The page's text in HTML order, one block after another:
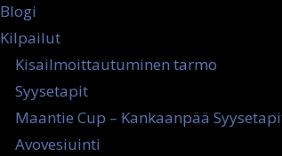
Blogi
Kilpailut
Kisailmoittautuminen tarmo
Syysetapit
Maantie Cup – Kankaanpää
Avovesiuinti